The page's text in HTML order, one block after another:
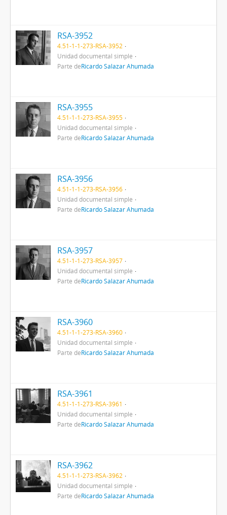
RSA-3952
4.51-1-1-273-RSA-3952
Unidad documental simple
Parte deRicardo Salazar Ahumada
RSA-3955
4.51-1-1-273-RSA-3955
Unidad documental simple
Parte deRicardo Salazar Ahumada
RSA-3956
4.51-1-1-273-RSA-3956
Unidad documental simple
Parte deRicardo Salazar Ahumada
RSA-3957
4.51-1-1-273-RSA-3957
Unidad documental simple
Parte deRicardo Salazar Ahumada
RSA-3960
4.51-1-1-273-RSA-3960
Unidad documental simple
Parte deRicardo Salazar Ahumada
RSA-3961
4.51-1-1-273-RSA-3961
Unidad documental simple
Parte deRicardo Salazar Ahumada
RSA-3962
4.51-1-1-273-RSA-3962
Unidad documental simple
Parte deRicardo Salazar Ahumada